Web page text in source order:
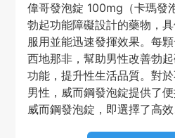
偉哥發泡錠 100mg（卡瑪發
勃起功能障礙設計的藥物，
服用並能迅速發揮效果。每
西地那非，幫助男性改善勃
功能，提升性生活品質。對
男性，威而鋼發泡錠提供了
威而鋼發泡錠，即選擇了高效